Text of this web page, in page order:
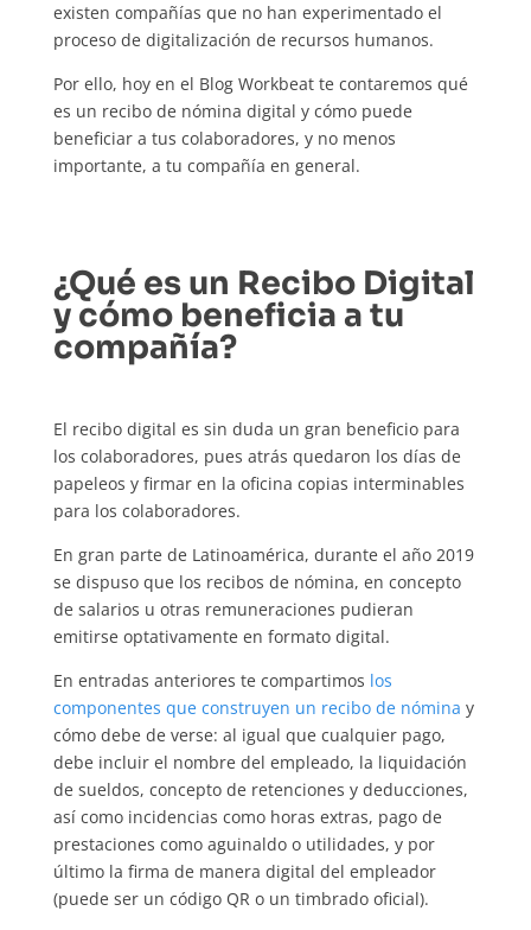
existen compañías que no han experimentado el
proceso de digitalización de recursos humanos.
Por ello, hoy en el Blog Workbeat te contaremos qué
es un recibo de nómina digital y cómo puede
beneficiar a tus colaboradores, y no menos
importante, a tu compañía en general.
¿Qué es un Recibo Digital
y cómo beneficia a tu
compañía?
El recibo digital es sin duda un gran beneficio para
los colaboradores, pues atrás quedaron los días de
papeleos y firmar en la oficina copias interminables
para los colaboradores.
En gran parte de Latinoamérica, durante el año 2019
se dispuso que los recibos de nómina, en concepto
de salarios u otras remuneraciones pudieran
emitirse optativamente en formato digital.
En entradas anteriores te compartimos los
componentes que construyen un recibo de nómina y
cómo debe de verse: al igual que cualquier pago,
debe incluir el nombre del empleado, la liquidación
de sueldos, concepto de retenciones y deducciones,
así como incidencias como horas extras, pago de
prestaciones como aguinaldo o utilidades, y por
último la firma de manera digital del empleador
(puede ser un código QR o un timbrado oficial).